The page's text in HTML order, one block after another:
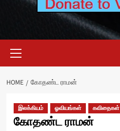
Menu
HOME கோதண்ட ராமன்
இலக்கியம் ஓவியங்கள் கவிதைகள்
கோதண்ட ராமன்